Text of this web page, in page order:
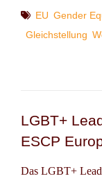
Tags
EU Gender
Gleichstellung
LGBT+
ESCP
Das LGBT+